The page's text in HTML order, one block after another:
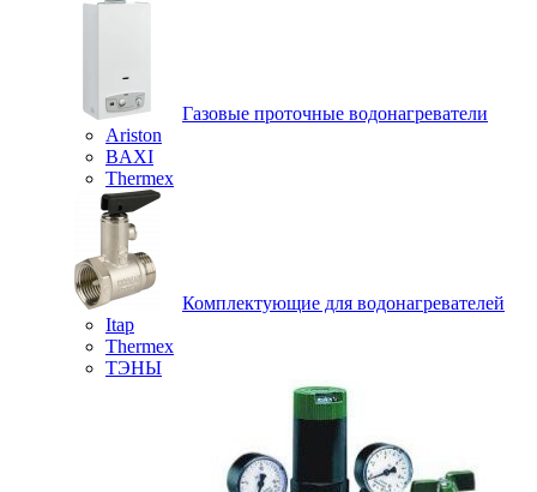
Газовые проточные водонагреватели
Ariston
BAXI
Thermex
Комплектующие для водонагревателей
Itap
Thermex
ТЭНЫ